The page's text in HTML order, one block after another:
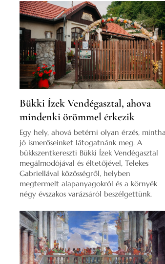
Bükki Ízek Vendégasztal, ahova
mindenki örömmel érkezik
Egy hely, ahová betérni olyan érzés, mintha
jó ismerőseinket látogatnánk meg. A
bükkszentkereszti Bükki Ízek Vendégasztal
megálmodójával és éltetőjével, Telekes
Gabriellával közösségről, helyben
megtermelt alapanyagokról és a környék
négy évszakos varázsáról beszélgettünk.